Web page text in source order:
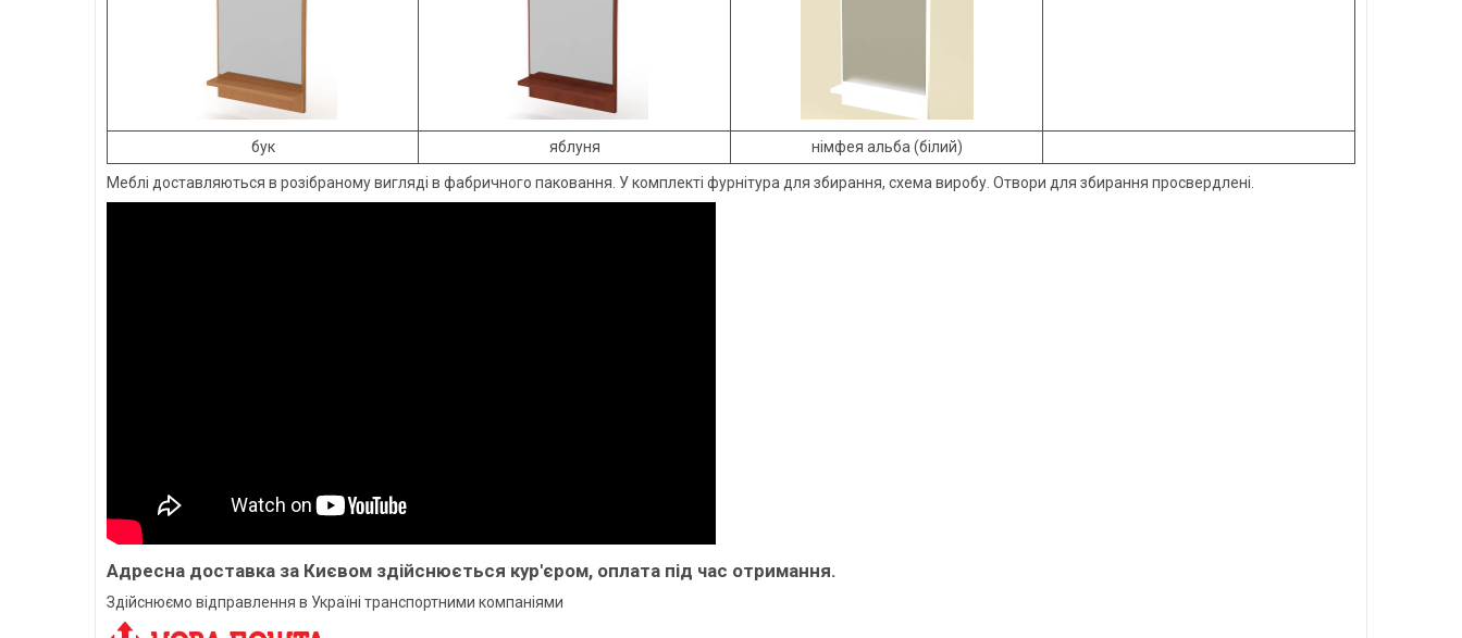
бук яблуня німфея альба (білий)
Меблі доставляються в розібраному вигляді в фабричного паковання. У комплекті фурнітура для збирання, схема виробу. Отвори для збирання просвердлені.
Адресна доставка за Києвом здійснюється кур'єром, оплата під час отримання.
Здійснюємо відправлення в Україні транспортними компаніями